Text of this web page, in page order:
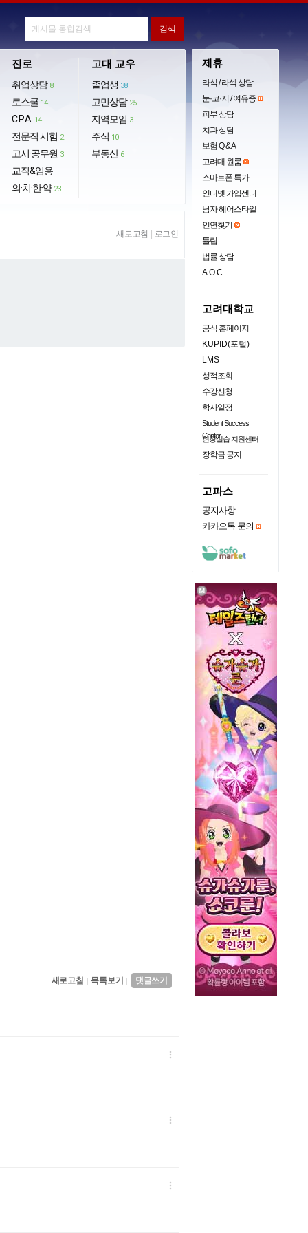
진로
취업상담 8
로스쿨 14
CPA 14
전문직 시험 2
고시·공무원 3
교직&임용
의·치·한·약 23
고대 교우
졸업생 38
고민상담 25
지역모임 3
주식 10
부동산 6
새로고침 로그인
새로고침 | 목록보기 | 댓글쓰기



제휴
라식 / 라섹 상담
눈·코·지 / 여유증
피부 상담
치과 상담
보험 Q & A
고려대 원룸
스마트폰 특가
인터넷 가입센터
남자 헤어스타일
인연찾기
튤립
법률 상담
AOC
고려대학교
공식 홈페이지
KUPID(포털)
LMS
성적조회
수강신청
학사일정
Student Success
Center
현장실습 지원센터
장학금 공지
고파스
공지사항
카카오톡 문의